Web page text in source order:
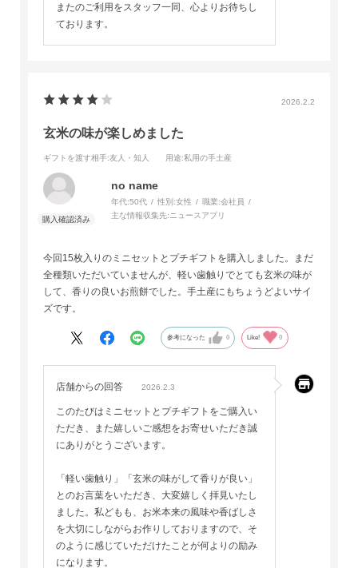
またのご利用をスタッフ一同、心よりお待ちし
ております。
2026.2.2
玄米の味が楽しめました
ギフトを渡す相手:友人・知人 用途:私用の手土産
no name
年代:50代 性別:女性 職業:会社員
主な情報収集先: ニュースアプリ
今回15枚入りのミニセットとプチギフトを購入しました。まだ
全種類いただいていませんが、軽い歯触りでとても玄米の味が
して、香りの良いお煎餅でした。手土産にもちょうどよいサイ
ズです。
参考になった 0 Like! 0
店舗からの回答 2026.2.3
このたびはミニセットとプチギフトをご購入い
ただき、また嬉しいご感想をお寄せいただき誠
にありがとうございます。
「軽い歯触り」「玄米の味がして香りが良い」
とのお言葉をいただき、大変嬉しく拝見いたし
ました。私どもも、お米本来の風味や香ばしさ
を大切にしながらお作りしておりますので、そ
のように感じていただけたことが何よりの励み
になります。